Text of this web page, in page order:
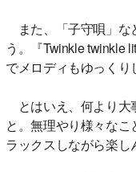
また、「子守唄」な
う。『Twinkle twinkle
でメロディもゆっくり
とはいえ、何より大
と。無理やり様々な
ラックスしながら楽し